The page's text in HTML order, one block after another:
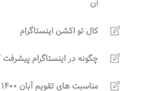
آن
کال تو اکشن اینستاگرام
چگونه در اینستاگرام پیشرفت
مناسبت های تقویم آبان 1400 برای تولید محتوا